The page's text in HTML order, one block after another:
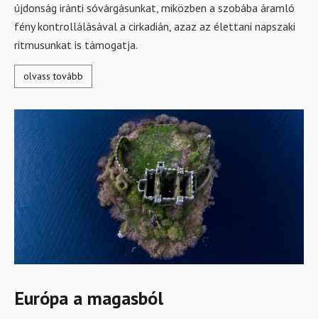
újdonság iránti sóvárgásunkat, miközben a szobába áramló
fény kontrollálásával a cirkadián, azaz az élettani napszaki
ritmusunkat is támogatja.
olvass tovább
Európa a magasból